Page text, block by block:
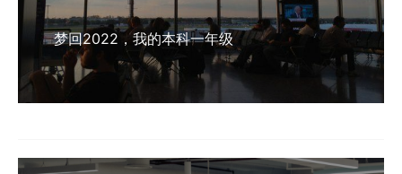
梦回2022，我的本科一年级